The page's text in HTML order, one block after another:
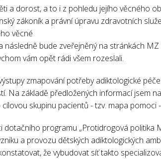
a dorost, a to i z pohledu jejího věcného
zákoník a právní úpravu zdravotních
věcné
bude zveřejněný na stránkách
vám opět rádi všem rozeslali.
zmapování potřeby adiktologické
Na základě předložených informací jsem
skupinu pacientů - tzv. mapa pomoci
dotačního programu „Protidrogová politika
a provozu dětských adiktologických
že vybudovat síť takto